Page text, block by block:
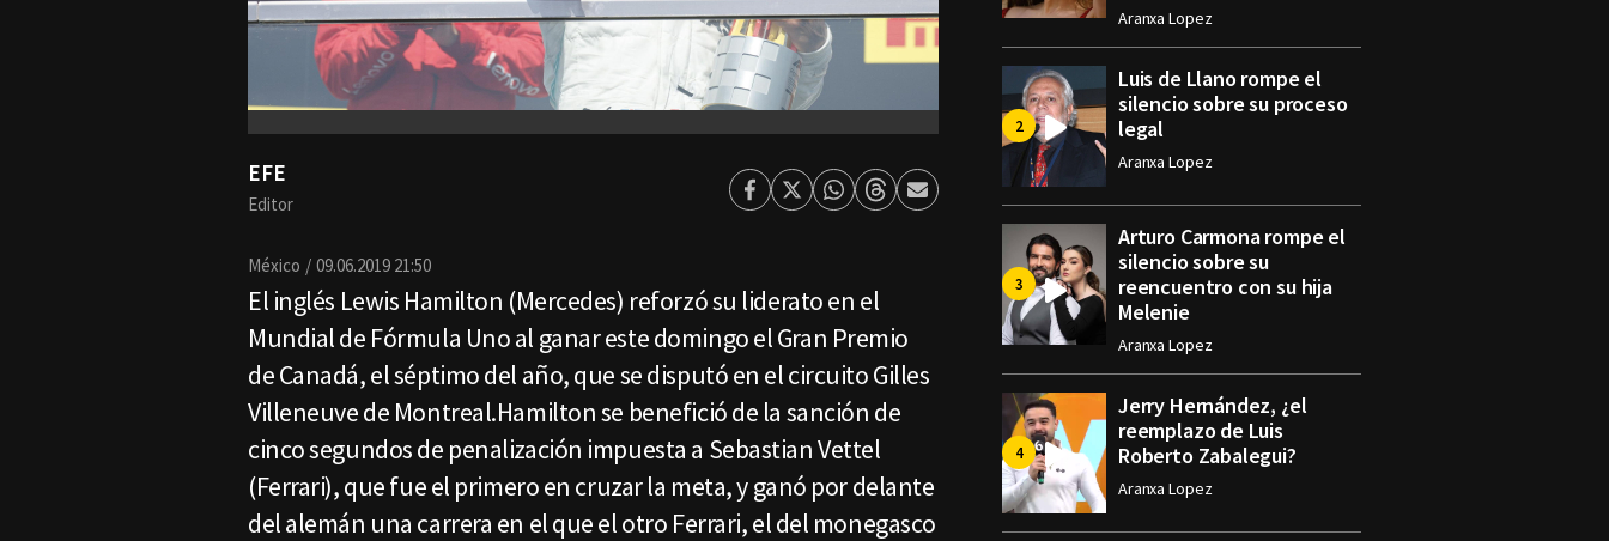
EFE
Editor Facebook
TwitterWhatsapp
ThreadsEnviar
México 09.06.2019 21:50
El inglés Lewis Hamilton (Mercedes) reforzó su liderato en el
Mundial de Fórmula Uno al ganar este domingo el Gran Premio
de Canadá, el séptimo del año, que se disputó en el circuito Gilles
Villeneuve de Montreal.Hamilton se benefició de la sanción de
cinco segundos de penalización impuesta a Sebastian Vettel
(Ferrari), que fue el primero en cruzar la meta, y ganó por delante
del alemán una carrera en el que el otro Ferrari, el del monegasco
Aranxa Lopez
Luis de Llano rompe el
silencio sobre su proceso
legal
Aranxa Lopez
Arturo Carmona rompe el
silencio sobre su
reencuentro con su hija
Melenie
Aranxa Lopez
Jerry Hernández, ¿el
reemplazo de Luis
Roberto Zabalegui?
Aranxa Lopez